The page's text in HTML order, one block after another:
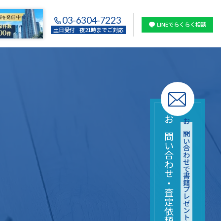
03-6304-7223
土日受付 夜21時までご対応
LINEでらくらく相談
お問い合わせで書籍プレゼント中
お問い合わせ・査定依頼はこちら